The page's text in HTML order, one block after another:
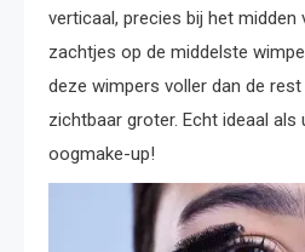
verticaal, precies bij het midden
zachtjes op de middelste
deze wimpers voller dan de
zichtbaar groter. Echt ideaal
oogmake-up!